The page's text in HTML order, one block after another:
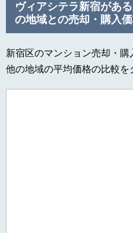
ヴィアシテラ新宿があ
の地域との売却・購入
新宿区のマンション売却・
他の地域の平均価格の比較を